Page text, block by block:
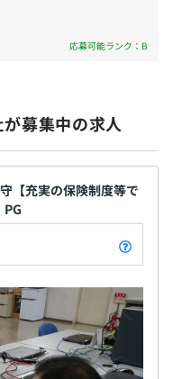
金保険、雇用保険・労
社員の生活をサポート
応募可能ランク：B
が募集中の求人
【充実の保険制度等で